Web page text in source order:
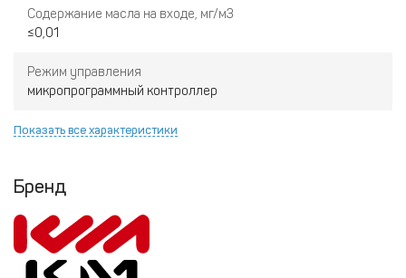
Содержание масла на входе, мг/м3
≤0,01
Режим управления
микропрограммный контроллер
Показать все характеристики
Бренд